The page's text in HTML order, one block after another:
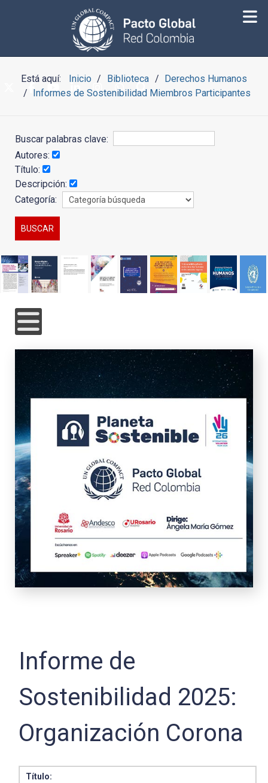
Está aquí: Inicio Biblioteca
Derechos Humanos
Informes de Sostenibilidad Miembros Participantes
Buscar palabras clave:
Autores:
Título:
Descripción:
Categoría:
Informe de
Sostenibilidad 2025:
Organización Corona
Título: